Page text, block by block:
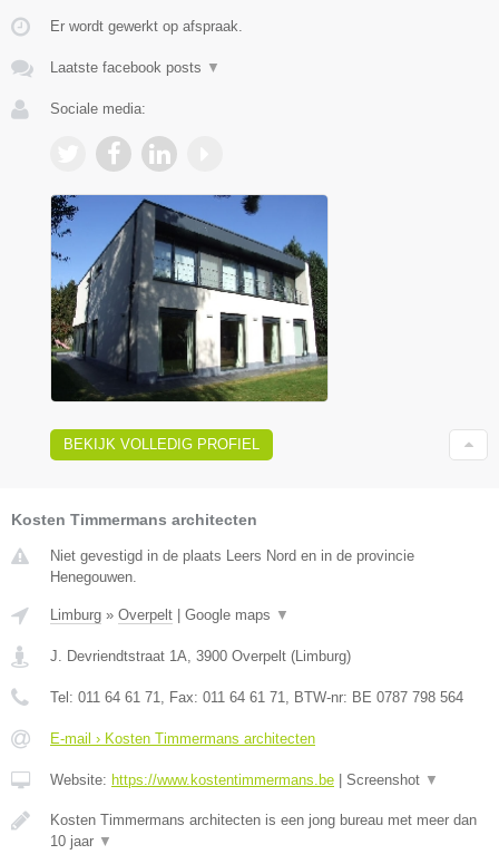
Er wordt gewerkt op afspraak.
Laatste facebook posts ▼
Sociale media:
BEKIJK VOLLEDIG PROFIEL
Kosten Timmermans architecten
Niet gevestigd in de plaats Leers Nord en in de provincie
Henegouwen.
Limburg » Overpelt Google maps ▼
J. Devriendtstraat 1A, 3900 Overpelt (Limburg)
Tel: 011 64 61 71, Fax: 011 64 61 71, BTW-nr: BE 0787 798 564
E-mail › Kosten Timmermans architecten
Website: https://www.kostentimmermans.be Screenshot ▼
Kosten Timmermans architecten is een jong bureau met meer dan
10 jaar ▼